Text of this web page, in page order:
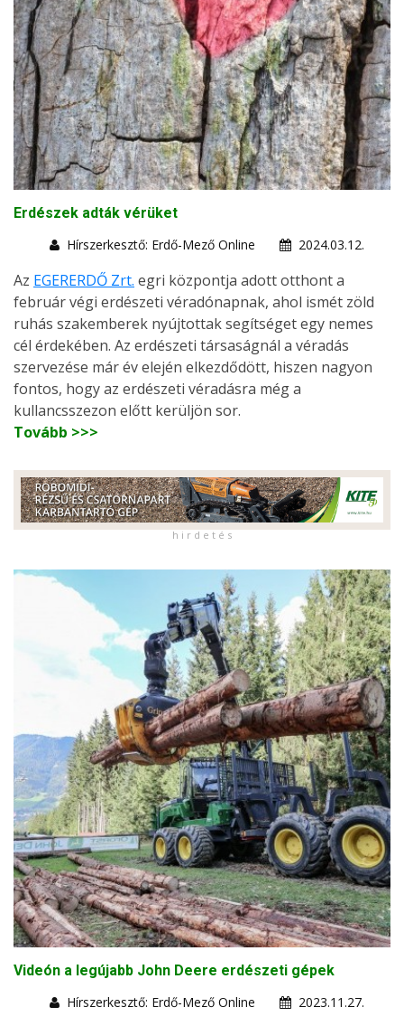
Erdészek adták vérüket
Hírszerkesztő: Erdő-Mező Online
2024.03.12.
Az EGERERDŐ Zrt. egri központja adott otthont a
február végi erdészeti véradónapnak, ahol ismét zöld
ruhás szakemberek nyújtottak segítséget egy nemes
cél érdekében. Az erdészeti társaságnál a véradás
szervezése már év elején elkezdődött, hiszen nagyon
fontos, hogy az erdészeti véradásra még a
kullancsszezon előtt kerüljön sor.
Tovább >>>
h i r d e t é s
Videón a legújabb John Deere erdészeti gépek
Hírszerkesztő: Erdő-Mező Online
2023.11.27.